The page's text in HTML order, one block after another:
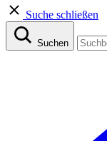
Suche schließen
Suchen